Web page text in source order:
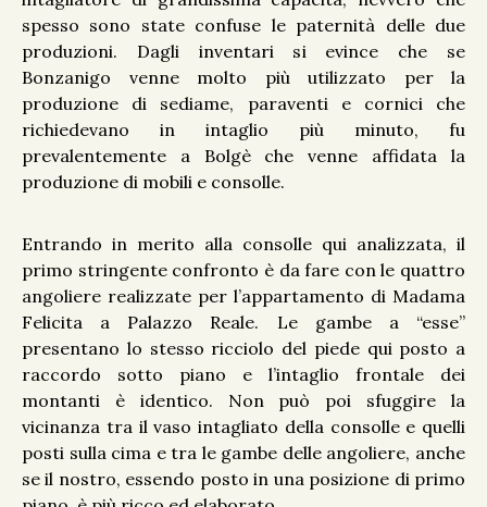
spesso sono state confuse le paternità delle due
produzioni. Dagli inventari si evince che se
Bonzanigo venne molto più utilizzato per la
produzione di sediame, paraventi e cornici che
richiedevano in intaglio più minuto, fu
prevalentemente a Bolgè che venne affidata la
produzione di mobili e consolle.
Entrando in merito alla consolle qui analizzata, il
primo stringente confronto è da fare con le quattro
angoliere realizzate per l’appartamento di Madama
Felicita a Palazzo Reale. Le gambe a “esse”
presentano lo stesso ricciolo del piede qui posto a
raccordo sotto piano e l’intaglio frontale dei
montanti è identico. Non può poi sfuggire la
vicinanza tra il vaso intagliato della consolle e quelli
posti sulla cima e tra le gambe delle angoliere, anche
se il nostro, essendo posto in una posizione di primo